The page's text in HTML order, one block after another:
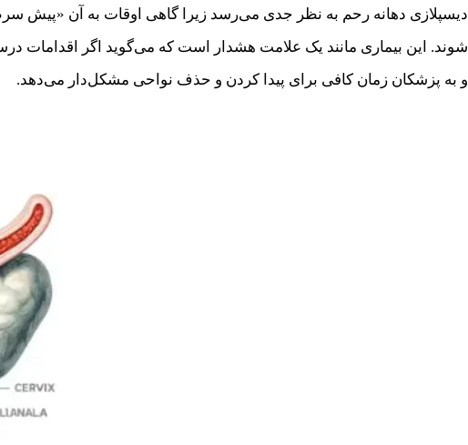
دیسپلازی دهانه رحم به نظر جدی می‌رسد زیرا گاهی اوقات به آن «پیش
شوند. این بیماری مانند یک علامت هشدار است که می‌گوید اگر اقدامات
و به پزشکان زمان کافی برای پیدا کردن و حذف نواحی مشکل‌دار می‌دهد.